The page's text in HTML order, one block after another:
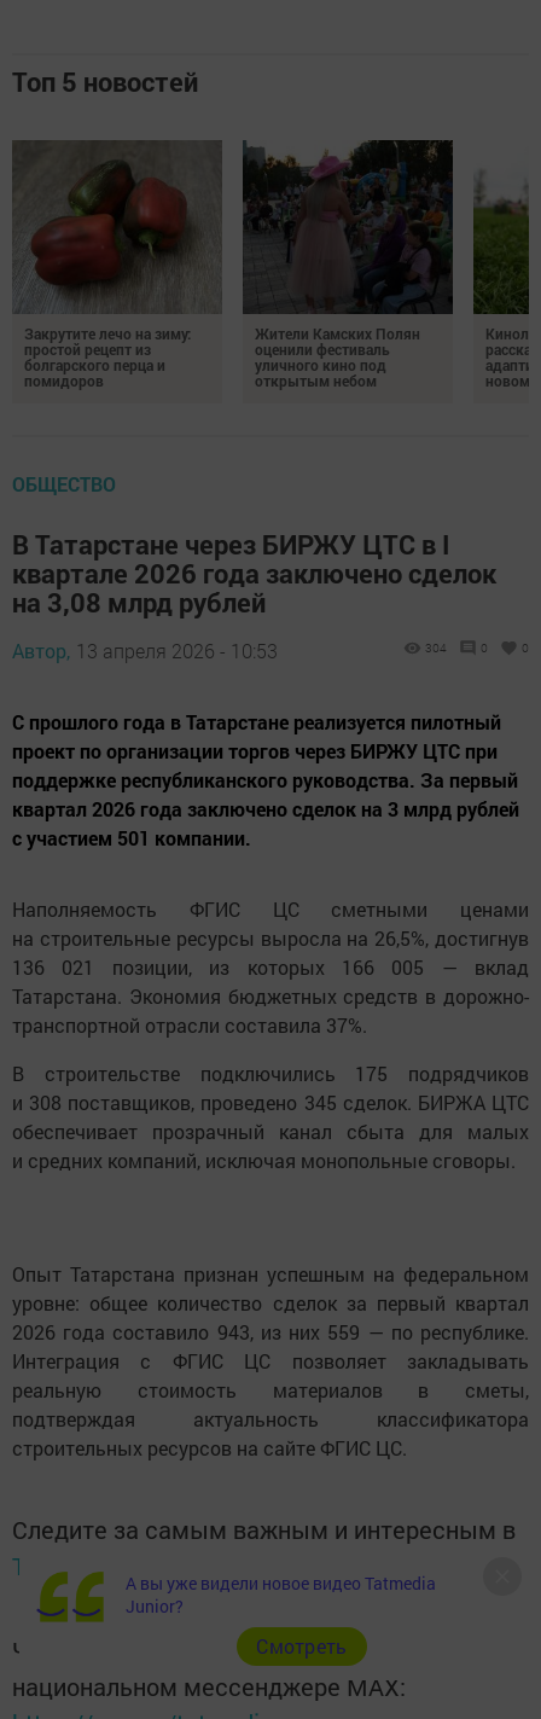
Топ 5 новостей
Закрутите лечо на зиму:
простой рецепт из
болгарского перца и
помидоров
Жители Камских Полян
оценили фестиваль
уличного кино под
открытым небом
ОБЩЕСТВО
В Татарстане через БИРЖУ ЦТС в I
квартале 2026 года заключено сделок
на 3,08 млрд рублей
Автор, 13 апреля 2026 - 10:53 304 0 0
С прошлого года в Татарстане реализуется пилотный
проект по организации торгов через БИРЖУ ЦТС при
поддержке республиканского руководства. За первый
квартал 2026 года заключено сделок на 3 млрд рублей
с участием 501 компании.
Наполняемость ФГИС ЦС сметными ценами
на строительные ресурсы выросла на 26,5%, достигнув
136 021 позиции, из которых 166 005 — вклад
Татарстана. Экономия бюджетных средств в дорожно-
транспортной отрасли составила 37%.
В строительстве подключились 175 подрядчиков
и 308 поставщиков, проведено 345 сделок. БИРЖА ЦТС
обеспечивает прозрачный канал сбыта для малых
и средних компаний, исключая монопольные сговоры.
Опыт Татарстана признан успешным на федеральном
уровне: общее количество сделок за первый квартал
2026 года составило 943, из них 559 — по республике.
Интеграция с ФГИС ЦС позволяет закладывать
реальную стоимость материалов в сметы,
подтверждая актуальность классификатора
строительных ресурсов на сайте ФГИС ЦС.
Следите за самым важным и интересным в
Telegram-канале
Читайте новости Татарстана в
национальном мессенджере MАХ:
А вы уже видели новое видео Tatmedia
Junior?
Cмотреть